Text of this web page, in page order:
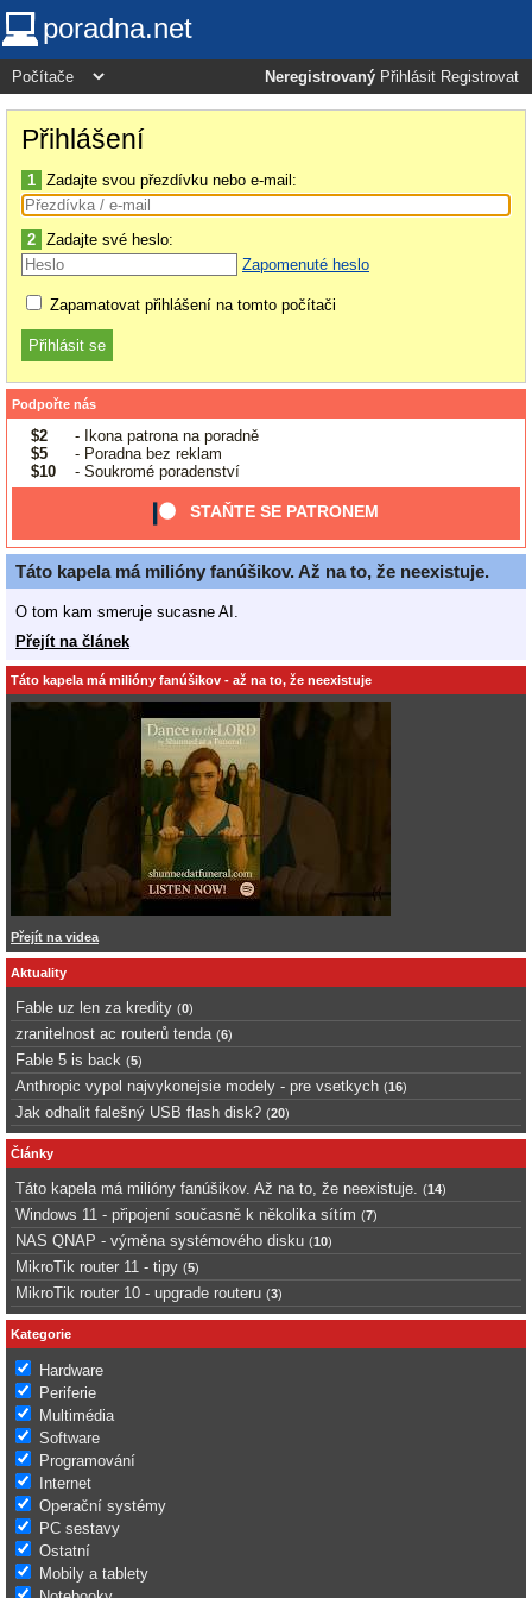
poradna.net
Neregistrovaný Přihlásit Registrovat
Přihlášení
1 Zadajte svou přezdívku nebo e-mail:
2 Zadajte své heslo:
Zapomenuté heslo
Zapamatovat přihlášení na tomto počítači
Podpořte nás
$2
- Ikona patrona na poradně
$5
- Poradna bez reklam
$10
- Soukromé poradenství
STAŇTE SE PATRONEM
Táto kapela má milióny fanúšikov. Až na to, že neexistuje.
O tom kam smeruje sucasne AI.
Přejít na článek
Táto kapela má milióny fanúšikov - až na to, že neexistuje
Přejít na videa
Aktuality
Fable uz len za kredity (0)
zranitelnost ac routerů tenda (6)
Fable 5 is back (5)
Anthropic vypol najvykonejsie modely - pre vsetkych (16)
Jak odhalit falešný USB flash disk? (20)
Články
Táto kapela má milióny fanúšikov. Až na to, že neexistuje. (14)
Windows 11 - připojení současně k několika sítím (7)
NAS QNAP - výměna systémového disku (10)
MikroTik router 11 - tipy (5)
MikroTik router 10 - upgrade routeru (3)
Kategorie
Hardware
Periferie
Multimédia
Software
Programování
Internet
Operační systémy
PC sestavy
Ostatní
Mobily a tablety